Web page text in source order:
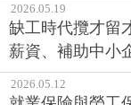
2026.05.19
缺工時代攬才留
薪資、補助中小
2026.05.12